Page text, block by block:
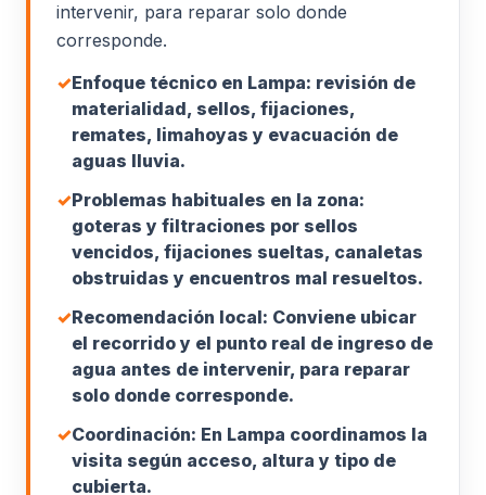
intervenir, para reparar solo donde
corresponde.
✓Enfoque técnico en Lampa: revisión de
materialidad, sellos, fijaciones,
remates, limahoyas y evacuación de
aguas lluvia.
✓Problemas habituales en la zona:
goteras y filtraciones por sellos
vencidos, fijaciones sueltas, canaletas
obstruidas y encuentros mal resueltos.
✓Recomendación local: Conviene ubicar
el recorrido y el punto real de ingreso de
agua antes de intervenir, para reparar
solo donde corresponde.
✓Coordinación: En Lampa coordinamos la
visita según acceso, altura y tipo de
cubierta.